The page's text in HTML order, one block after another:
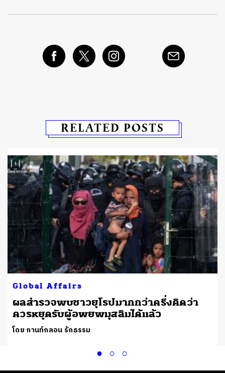
RELATED POSTS
Global Affairs
ผลสำรวจพบชาวยุโรปมากกว่าครึ่งคิดว่า
ควรหยุดรับผู้อพยพมุสลิมได้แล้ว
โดย กานท์กลอน รักธรรม